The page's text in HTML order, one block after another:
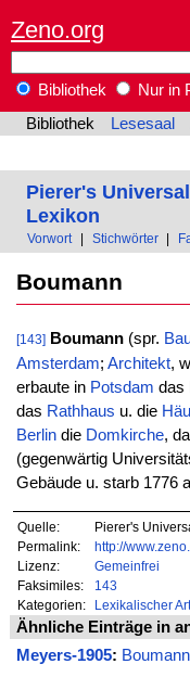
Zeno.org
Bibliothek
Nur in
Bibliothek
Lesesaal
Pierer's
Lexikon
Vorwort Stichwörter
Boumann
[143] Boumann(spr.
Amsterdam; Architekt,
erbaute in Potsdam das
das Rathhaus u. die
Berlindie Domkirche,
(gegenwärtig
Gebäude u. starb 1776
Quelle:
Pierer's
Permalink:
http://
Lizenz:
Gemeinfrei
Faksimiles:
143
Kategorien:
Lexikalischer
Ähnliche Einträge in
Meyers-1905: Boumann